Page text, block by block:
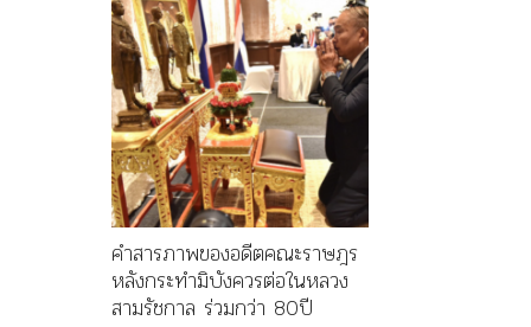
คำสารภาพของอดีตคณะราษฎร
หลังกระทำมิบังควรต่อในหลวง
สามรัชกาล ร่วมกว่า 80ปี